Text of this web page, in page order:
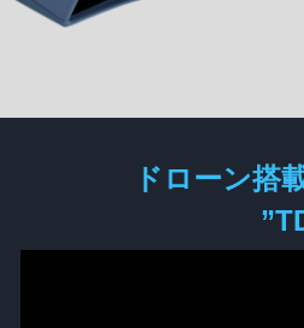
ドローン搭